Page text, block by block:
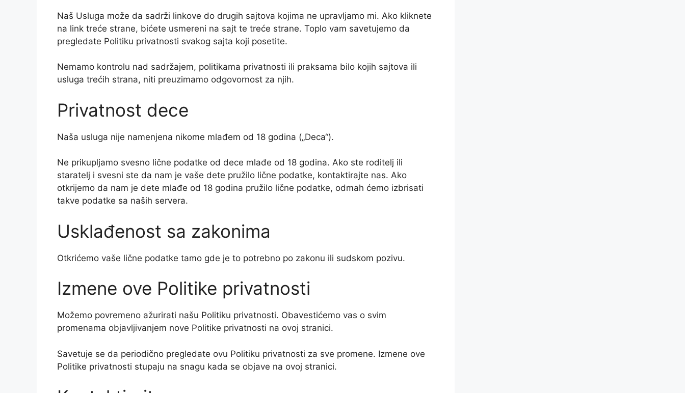
Naš Usluga može da sadrži linkove do drugih sajtova kojima ne upravljamo mi. Ako kliknete
na link treće strane, bićete usmereni na sajt te treće strane. Toplo vam savetujemo da
pregledate Politiku privatnosti svakog sajta koji posetite.
Nemamo kontrolu nad sadržajem, politikama privatnosti ili praksama bilo kojih sajtova ili
usluga trećih strana, niti preuzimamo odgovornost za njih.
Privatnost dece
Naša usluga nije namenjena nikome mlađem od 18 godina („Deca“).
Ne prikupljamo svesno lične podatke od dece mlađe od 18 godina. Ako ste roditelj ili
staratelj i svesni ste da nam je vaše dete pružilo lične podatke, kontaktirajte nas. Ako
otkrijemo da nam je dete mlađe od 18 godina pružilo lične podatke, odmah ćemo izbrisati
takve podatke sa naših servera.
Usklađenost sa zakonima
Otkrićemo vaše lične podatke tamo gde je to potrebno po zakonu ili sudskom pozivu.
Izmene ove Politike privatnosti
Možemo povremeno ažurirati našu Politiku privatnosti. Obavestićemo vas o svim
promenama objavljivanjem nove Politike privatnosti na ovoj stranici.
Savetuje se da periodično pregledate ovu Politiku privatnosti za sve promene. Izmene ove
Politike privatnosti stupaju na snagu kada se objave na ovoj stranici.